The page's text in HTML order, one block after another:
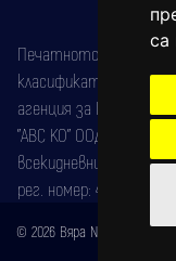
са
Печатното издание на
класификатор на
агенция за ISSN) под
"АВС КО" ООД е
всекидневник на
рег. номер: 47857/
© 2026 Вяра News Всички